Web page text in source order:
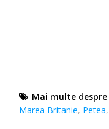
Mai multe despre
Marea Britanie, Petea,